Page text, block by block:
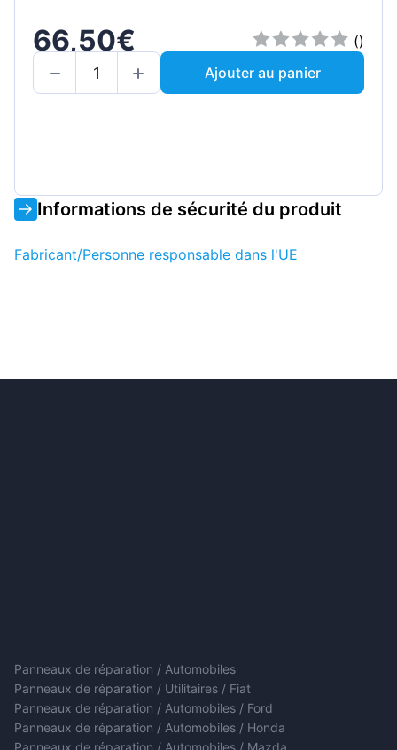
66,50€
()
Ajouter au panier
Informations de sécurité du produit
Fabricant/Personne responsable dans l'UE
Panneaux de réparation / Automobiles
Panneaux de réparation / Utilitaires / Fiat
Panneaux de réparation / Automobiles / Ford
Panneaux de réparation / Automobiles / Honda
Panneaux de réparation / Automobiles / Mazda